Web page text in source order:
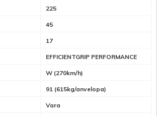
225
45
17
EFFICIENTGRIP PERFORMANCE
W (270km/h)
91 (615kg/anvelopa)
Vara